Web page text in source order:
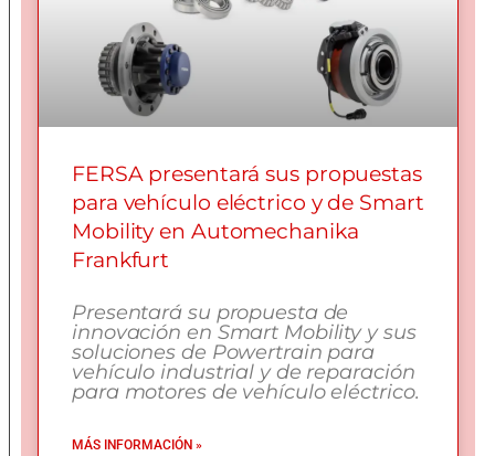
FERSA presentará sus propuestas
para vehículo eléctrico y de Smart
Mobility en Automechanika
Frankfurt
Presentará su propuesta de
innovación en Smart Mobility y sus
soluciones de Powertrain para
vehículo industrial y de reparación
para motores de vehículo eléctrico.
MÁS INFORMACIÓN »